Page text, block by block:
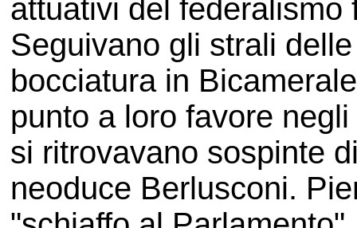
attuativi del federalismo
Seguivano gli strali
bocciatura in
punto a loro favore
si ritrovavano sospinte
neoduce Berlusconi.